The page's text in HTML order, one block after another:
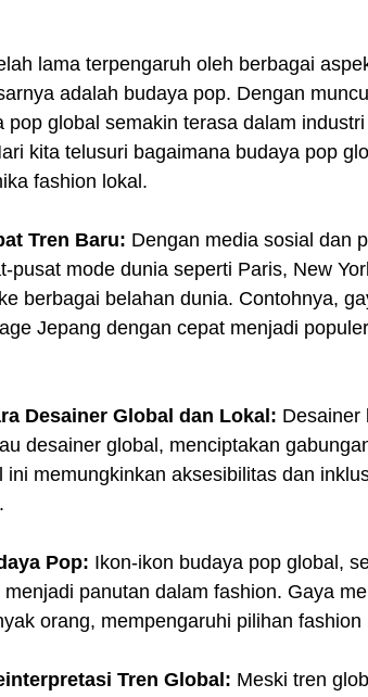
lama terpengaruh oleh berbagai
adalah budaya pop. Dengan
pop global semakin terasa dalam
kita telusuri bagaimana budaya pop
fashion lokal.
Tren Baru: Dengan media sosial dan
pusat mode dunia seperti Paris, New
berbagai belahan dunia. Contohnya,
Jepang dengan cepat menjadi
Desainer Global dan Lokal: Desainer
desainer global, menciptakan
ini memungkinkan aksesibilitas dan
Pop: Ikon-ikon budaya pop global,
panutan dalam fashion. Gaya
orang, mempengaruhi pilihan fashion
Tren Global: Meski tren